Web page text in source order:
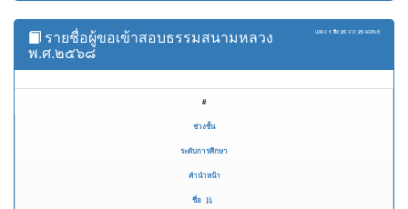
แสดง 1 ถึง 25 จาก 25 ผลลัพธ์
รายชื่อผู้ขอเข้าสอบธรรมสนามหลวง
พ.ศ.๒๕๖๘
#
ช่วงชั้น
ระดับการศึกษา
คำนำหน้า
ชื่อ